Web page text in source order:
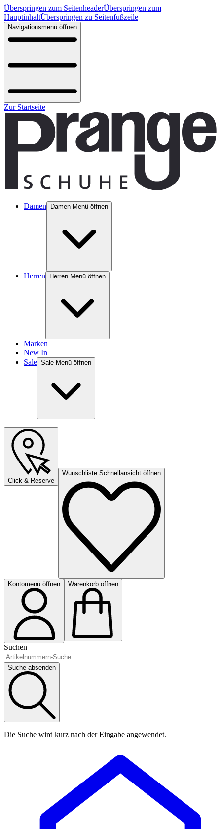
Überspringen zum SeitenheaderÜberspringen zum
HauptinhaltÜberspringen zu Seitenfußzeile
Navigationsmenü öffnen
Zur Startseite
Damen Damen Menü öffnen
Herren Herren Menü öffnen
Marken
New In
Sale Sale Menü öffnen
Click & Reserve
Wunschliste Schnellansicht öffnen
Kontomenü öffnen Warenkorb öffnen
Suchen
Suche absenden
Die Suche wird kurz nach der Eingabe angewendet.